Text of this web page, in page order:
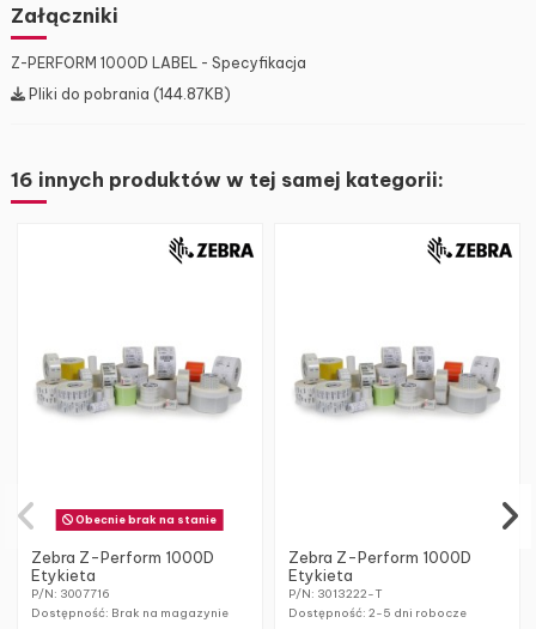
Załączniki
Z-PERFORM 1000D LABEL - Specyfikacja
Pliki do pobrania (144.87KB)
16 innych produktów w tej samej kategorii:
Obecnie brak na stanie
Zebra Z-Perform 1000D
Etykieta
P/N: 3007716
Dostępność: Brak na magazynie
Zebra Z-Perform 1000D
Etykieta
P/N: 3013222-T
Dostępność:2-5 dni robocze